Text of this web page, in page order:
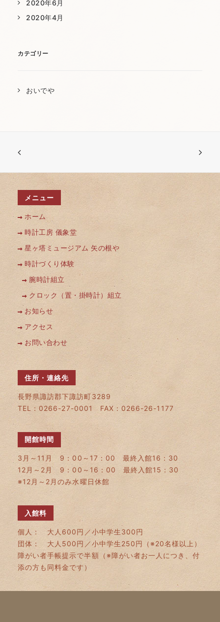
2020年6月
2020年4月
カテゴリー
おいでや
メニュー
ホーム
時計工房 儀象堂
星ヶ塔ミュージアム 矢の根や
時計づくり体験
腕時計組立
クロック（置・掛時計）組立
お知らせ
アクセス
お問い合わせ
住所・連絡先
長野県諏訪郡下諏訪町3289
TEL：0266-27-0001 FAX：0266-26-1177
開館時間
3月～11月 9：00～17：00 最終入館16：30
12月～2月 9：00～16：00 最終入館15：30
※12月～2月のみ水曜日休館
入館料
個人： 大人600円／小中学生300円
団体： 大人500円／小中学生250円（※20名様以上）
障がい者手帳提示で半額（※障がい者お一人につき、付
添の方も同料金です）